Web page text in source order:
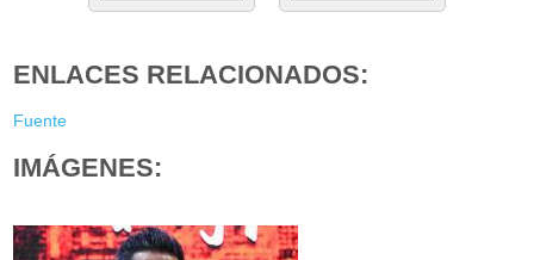
ENLACES RELACIONADOS:
Fuente
IMÁGENES: